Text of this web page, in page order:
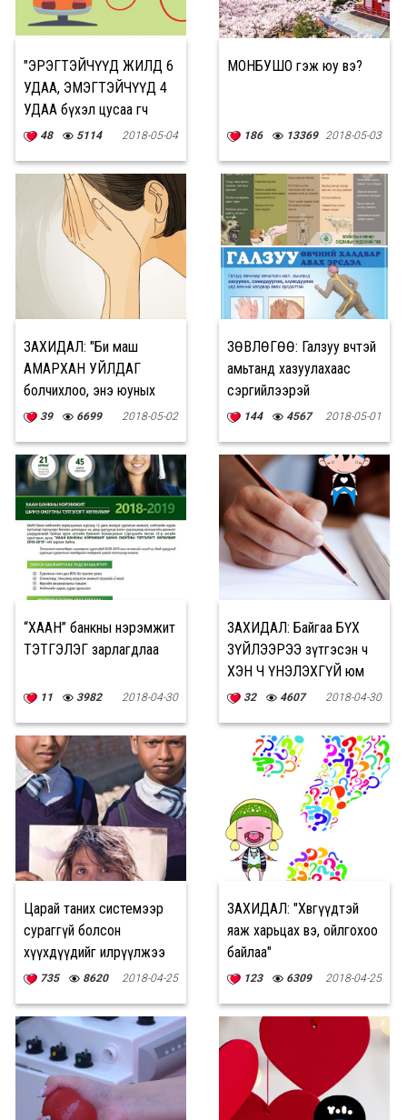
"ЭРЭГТЭЙЧҮҮД ЖИЛД 6
УДАА, ЭМЭГТЭЙЧҮҮД 4
УДАА бүхэл цусаа өгч
ДОНОР болох
48 5114 2018-05-04
МОНБУШО гэж юу вэ?
186 13369 2018-05-03
ЗАХИДАЛ: "Би маш
АМАРХАН УЙЛДАГ
болчихлоо, энэ юуных
вэ?"39 6699 2018-05-02
ЗӨВЛӨГӨӨ: Галзуу өвчтэй
амьтанд хазуулахаас
сэргийлээрэй
144 4567 2018-05-01
“ХААН” банкны нэрэмжит
ТЭТГЭЛЭГ зарлагдлаа
11 3982 2018-04-30
ЗАХИДАЛ: Байгаа БҮХ
ЗҮЙЛЭЭРЭЭ зүтгэсэн ч
ХЭН Ч ҮНЭЛЭХГҮЙ юм
32 4607 2018-04-30
Царай таних системээр
сураггүй болсон
хүүхдүүдийг илрүүлжээ
735 8620 2018-04-25
ЗАХИДАЛ: "Хөвгүүдтэй
яаж харьцах вэ, ойлгохоо
байлаа"
123 6309 2018-04-25